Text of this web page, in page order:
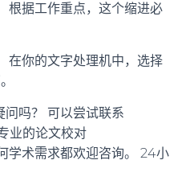
根据工作重点，这个缩进必
在你的文字处理机中，选择
问吗？ 可以尝试联系
业的论文校对
术需求都欢迎咨询。 24小